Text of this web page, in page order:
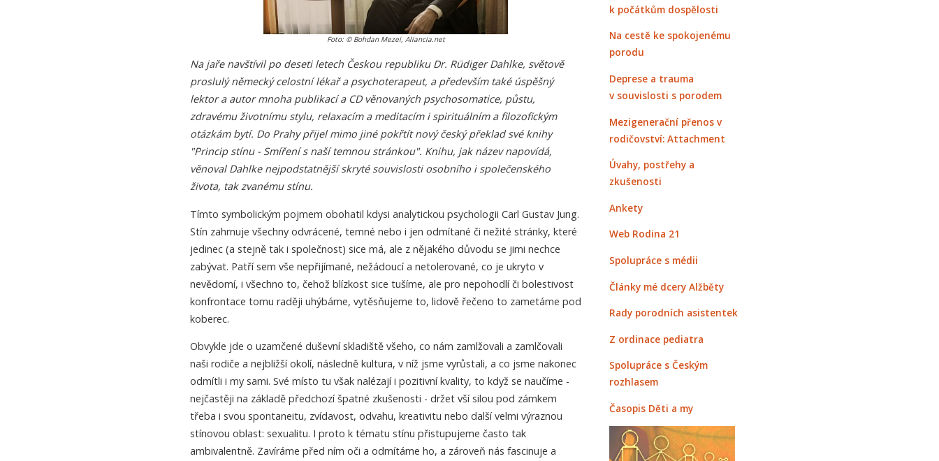
Foto: © Bohdan Mezei, Aliancia.net
Na jaře navštívil po deseti letech Českou republiku Dr. Rüdiger Dahlke, světově
proslulý německý celostní lékař a psychoterapeut, a především také úspěšný
lektor a autor mnoha publikací a CD věnovaných psychosomatice, půstu,
zdravému životnímu stylu, relaxacím a meditacím i spirituálním a filozofickým
otázkám bytí. Do Prahy přijel mimo jiné pokřtít nový český překlad své knihy
"Princip stínu - Smíření s naší temnou stránkou". Knihu, jak název napovídá,
věnoval Dahlke nejpodstatnější skryté souvislosti osobního i společenského
života, tak zvanému stínu.
Tímto symbolickým pojmem obohatil kdysi analytickou psychologii Carl Gustav Jung.
Stín zahrnuje všechny odvrácené, temné nebo i jen odmítané či nežité stránky, které
jedinec (a stejně tak i společnost) sice má, ale z nějakého důvodu se jimi nechce
zabývat. Patří sem vše nepřijímané, nežádoucí a netolerované, co je ukryto v
nevědomí, i všechno to, čehož blízkost sice tušíme, ale pro nepohodlí či bolestivost
konfrontace tomu raději uhýbáme, vytěsňujeme to, lidově řečeno to zametáme pod
koberec.
Obvykle jde o uzamčené duševní skladiště všeho, co nám zamlžovali a zamlčovali
naši rodiče a nejbližší okolí, následně kultura, v níž jsme vyrůstali, a co jsme nakonec
odmítli i my sami. Své místo tu však nalézají i pozitivní kvality, to když se naučíme -
nejčastěji na základě předchozí špatné zkušenosti - držet vší silou pod zámkem
třeba i svou spontaneitu, zvídavost, odvahu, kreativitu nebo další velmi výraznou
stínovou oblast: sexualitu. I proto k tématu stínu přistupujeme často tak
ambivalentně. Zavíráme před ním oči a odmítáme ho, a zároveň nás fascinuje a
k počátkům dospělosti
Na cestě ke spokojenému
porodu
Deprese a trauma
v souvislosti s porodem
Mezigenerační přenos v
rodičovství: Attachment
Úvahy, postřehy a
zkušenosti
Ankety
Web Rodina 21
Spolupráce s médii
Články mé dcery Alžběty
Rady porodních asistentek
Z ordinace pediatra
Spolupráce s Českým
rozhlasem
Časopis Děti a my